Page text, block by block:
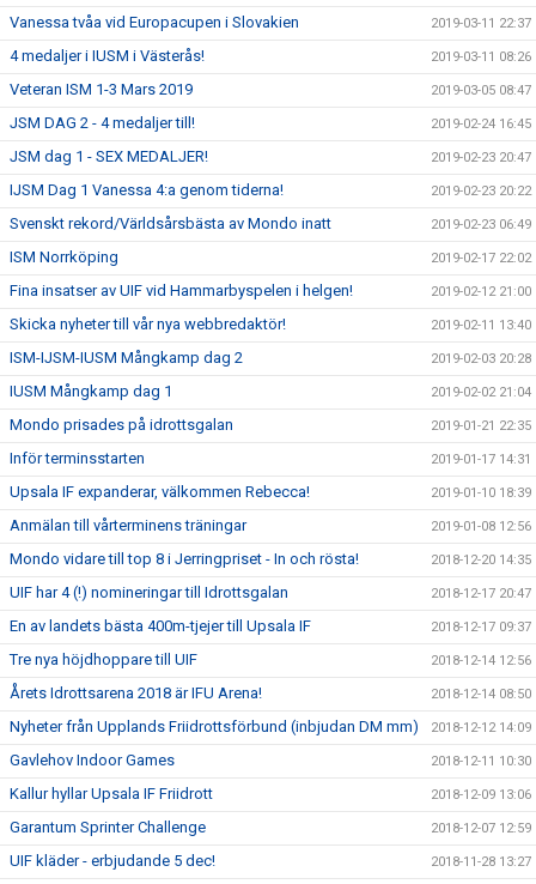
Vanessa tvåa vid Europacupen i Slovakien 2019-03-11 22:37
4 medaljer i IUSM i Västerås! 2019-03-11 08:26
Veteran ISM 1-3 Mars 2019 2019-03-05 08:47
JSM DAG 2 - 4 medaljer till! 2019-02-24 16:45
JSM dag 1 - SEX MEDALJER! 2019-02-23 20:47
IJSM Dag 1 Vanessa 4:a genom tiderna! 2019-02-23 20:22
Svenskt rekord/Världsårsbästa av Mondo inatt 2019-02-23 06:49
ISM Norrköping 2019-02-17 22:02
Fina insatser av UIF vid Hammarbyspelen i helgen! 2019-02-12 21:00
Skicka nyheter till vår nya webbredaktör! 2019-02-11 13:40
ISM-IJSM-IUSM Mångkamp dag 2 2019-02-03 20:28
IUSM Mångkamp dag 1 2019-02-02 21:04
Mondo prisades på idrottsgalan 2019-01-21 22:35
Inför terminsstarten 2019-01-17 14:31
Upsala IF expanderar, välkommen Rebecca! 2019-01-10 18:39
Anmälan till vårterminens träningar 2019-01-08 12:56
Mondo vidare till top 8 i Jerringpriset - In och rösta! 2018-12-20 14:35
UIF har 4 (!) nomineringar till Idrottsgalan 2018-12-17 20:47
En av landets bästa 400m-tjejer till Upsala IF 2018-12-17 09:37
Tre nya höjdhoppare till UIF 2018-12-14 12:56
Årets Idrottsarena 2018 är IFU Arena! 2018-12-14 08:50
Nyheter från Upplands Friidrottsförbund (inbjudan DM mm) 2018-12-12 14:09
Gavlehov Indoor Games 2018-12-11 10:30
Kallur hyllar Upsala IF Friidrott 2018-12-09 13:06
Garantum Sprinter Challenge 2018-12-07 12:59
UIF kläder - erbjudande 5 dec! 2018-11-28 13:27